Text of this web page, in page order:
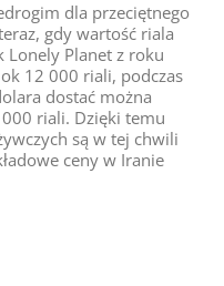
dla przeciętnego
gdy wartość riala
Lonely Planet z roku
12 000 riali, podczas
dostać można
riali. Dzięki temu
są w tej chwili
ceny w Iranie